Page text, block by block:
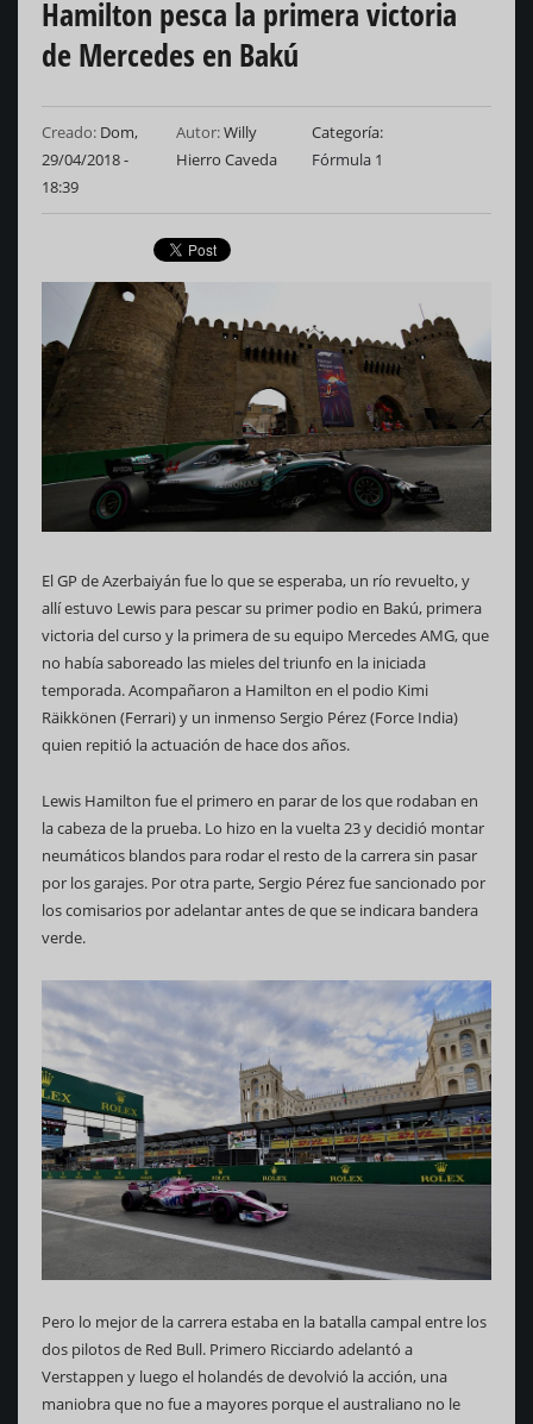
Hamilton pesca la primera victoria
de Mercedes en Bakú
Creado: Dom,
29/04/2018 -
18:39
Autor:Willy
Hierro Caveda
Categoría
Fórmula 1
El GP de Azerbaiyán fue lo que se esperaba, un río revuelto, y
allí estuvo Lewis para pescar su primer podio en Bakú, primera
victoria del curso y la primera de su equipo Mercedes AMG, que
no había saboreado las mieles del triunfo en la iniciada
temporada. Acompañaron a Hamilton en el podio Kimi
Räikkönen (Ferrari) y un inmenso Sergio Pérez (Force India)
quien repitió la actuación de hace dos años.
Lewis Hamilton fue el primero en parar de los que rodaban en
la cabeza de la prueba. Lo hizo en la vuelta 23 y decidió montar
neumáticos blandos para rodar el resto de la carrera sin pasar
por los garajes. Por otra parte, Sergio Pérez fue sancionado por
los comisarios por adelantar antes de que se indicara bandera
verde.
Pero lo mejor de la carrera estaba en la batalla campal entre los
dos pilotos de Red Bull. Primero Ricciardo adelantó a
Verstappen y luego el holandés de devolvió la acción, una
maniobra que no fue a mayores porque el australiano no le